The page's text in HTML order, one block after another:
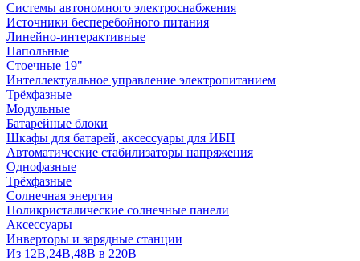
Системы автономного электроснабжения
Источники бесперебойного питания
Линейно-интерактивные
Напольные
Стоечные 19"
Интеллектуальное управление электропитанием
Трёхфазные
Модульные
Батарейные блоки
Шкафы для батарей, аксессуары для ИБП
Автоматические стабилизаторы напряжения
Однофазные
Трёхфазные
Солнечная энергия
Поликристалические солнечные панели
Аксессуары
Инверторы и зарядные станции
Из 12В,24В,48В в 220В